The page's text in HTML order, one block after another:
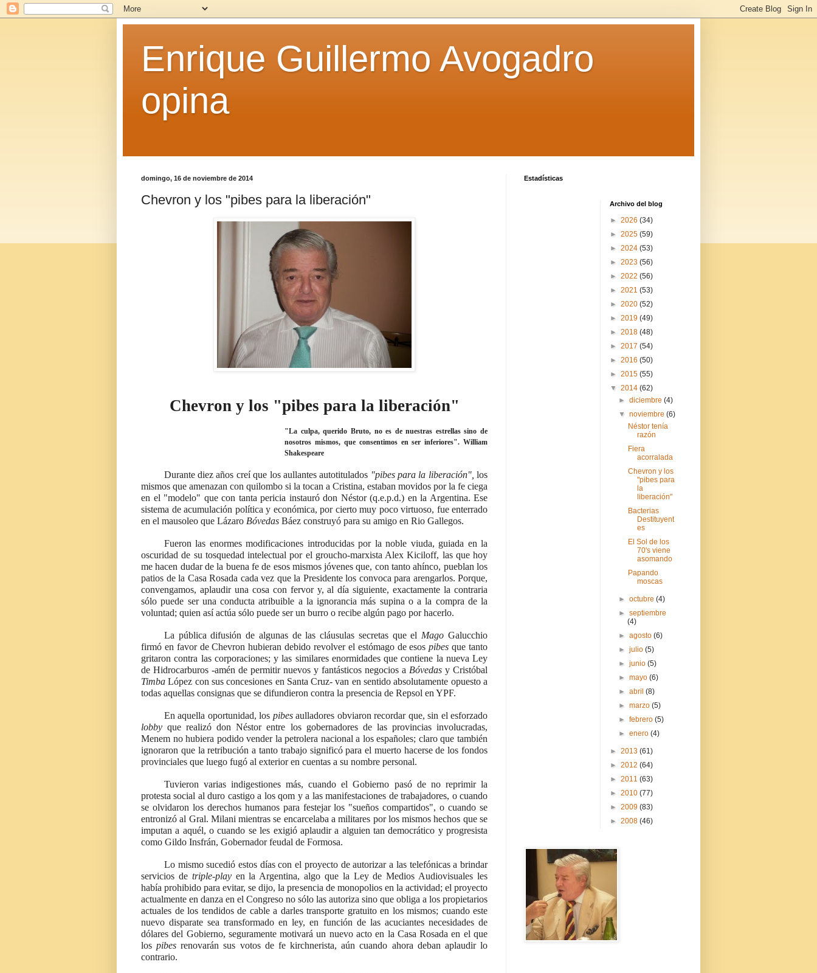
Enrique Guillermo Avogadro
opina
domingo, 16 de noviembre de 2014
Chevron y los "pibes para la liberación"
Chevron y los "pibes para la liberación"
"La culpa, querido Bruto, no es de nuestras estrellas sino de
nosotros mismos, que consentimos en ser inferiores". William
Shakespeare
Durante diez años creí que los aullantes autotitulados "pibes para la liberación", los
mismos que amenazan con quilombo si la tocan a Cristina, estaban movidos por la fe ciega
en el "modelo" que con tanta pericia instauró don Néstor (q.e.p.d.) en la Argentina. Ese
sistema de acumulación política y económica, por cierto muy poco virtuoso, fue enterrado
en el mausoleo que Lázaro Bóvedas Báez construyó para su amigo en Rio Gallegos.
Fueron las enormes modificaciones introducidas por la noble viuda, guiada en la
oscuridad de su tosquedad intelectual por el groucho-marxista Alex Kiciloff, las que hoy
me hacen dudar de la buena fe de esos mismos jóvenes que, con tanto ahínco, pueblan los
patios de la Casa Rosada cada vez que la Presidente los convoca para arengarlos. Porque,
convengamos, aplaudir una cosa con fervor y, al día siguiente, exactamente la contraria
sólo puede ser una conducta atribuible a la ignorancia más supina o a la compra de la
voluntad; quien así actúa sólo puede ser un burro o recibe algún pago por hacerlo.
La pública difusión de algunas de las cláusulas secretas que el MagoGalucchio
firmó en favor de Chevron hubieran debido revolver el estómago de esospibes que tanto
gritaron contra las corporaciones; y las similares enormidades que contiene la nueva Ley
de Hidrocarburos -amén de permitir nuevos y fantásticos negocios a Bóvedas y Cristóbal
TimbaLópez con sus concesiones en Santa Cruz- van en sentido absolutamente opuesto a
todas aquellas consignas que se difundieron contra la presencia de Repsol en YPF.
En aquella oportunidad, los pibesaulladores obviaron recordar que, sin el esforzado
lobbyque realizó don Néstor entre los gobernadores de las provincias involucradas,
Menem no hubiera podido vender la petrolera nacional a los españoles; claro que también
ignoraron que la retribución a tanto trabajo significó para el muerto hacerse de los fondos
provinciales que luego fugó al exterior en cuentas a su nombre personal.
Tuvieron varias indigestiones más, cuando el Gobierno pasó de no reprimir la
protesta social al duro castigo a los qom y a las manifestaciones de trabajadores, o cuando
se olvidaron los derechos humanos para festejar los "sueños compartidos", o cuando se
entronizó al Gral. Milani mientras se encarcelaba a militares por los mismos hechos que se
imputan a aquél, o cuando se les exigió aplaudir a alguien tan democrático y progresista
como Gildo Insfrán, Gobernador feudal de Formosa.
Lo mismo sucedió estos días con el proyecto de autorizar a las telefónicas a brindar
servicios de triple-playen la Argentina, algo que la Ley de Medios Audiovisuales les
había prohibido para evitar, se dijo, la presencia de monopolios en la actividad; el proyecto
actualmente en danza en el Congreso no sólo las autoriza sino que obliga a los propietarios
actuales de los tendidos de cable a darles transporte gratuito en los mismos; cuando este
nuevo disparate sea transformado en ley, en función de las acuciantes necesidades de
dólares del Gobierno, seguramente motivará un nuevo acto en la Casa Rosada en el que
lospibes renovarán sus votos de fe kirchnerista, aún cuando ahora deban aplaudir lo
contrario.
Estadísticas
Archivo del blog
► 2026 (34)
► 2025 (59)
► 2024 (53)
► 2023 (56)
► 2022 (56)
► 2021 (53)
► 2020 (52)
► 2019 (49)
► 2018 (48)
► 2017 (54)
► 2016 (50)
► 2015 (55)
▼ 2014 (62)
►diciembre(4)
▼noviembre(6)
Néstor tenía
razón
Fiera
acorralada
Chevron y los
"pibes para
la
liberación"
Bacterias
Destituyent
es
El Sol de los
70's viene
asomando
Papando
moscas
►octubre(4)
►septiembre
(4)
►agosto(6)
►julio(5)
►junio(5)
►mayo(6)
►abril(8)
►marzo(5)
►febrero(5)
►enero(4)
► 2013 (61)
► 2012 (64)
► 2011 (63)
► 2010 (77)
► 2009 (83)
► 2008 (46)